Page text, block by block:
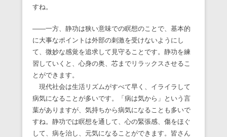
すね。
――一方、静功は狭い意味での瞑想のことで、基本的
に大事なポイントは外部の刺激を受けないようにし
て、微妙な感覚を追求して見守ることです。静功を練
習していくと、心身の奥、芯までリラックスさせるこ
とができます。
現代社会は生活リズムがすべて早く、イライラして
病気になることが多いです。「病は気から」という言
葉がありますが、気持ちから病気になることも多いで
すね。静功では瞑想を通して、心の緊張感、傷をほぐ
して、病を治し、元気になることができます。皆さん